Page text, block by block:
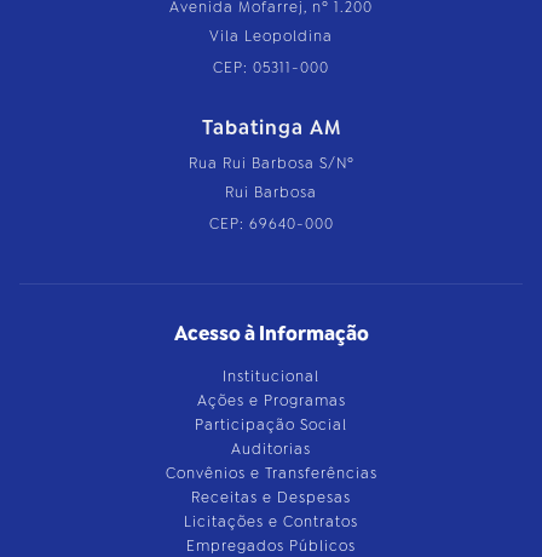
Avenida Mofarrej, nº 1.200
Vila Leopoldina
CEP: 05311-000
Tabatinga AM
Rua Rui Barbosa S/Nº
Rui Barbosa
CEP: 69640-000
Acesso à Informação
Institucional
Ações e Programas
Participação Social
Auditorias
Convênios e Transferências
Receitas e Despesas
Licitações e Contratos
Empregados Públicos